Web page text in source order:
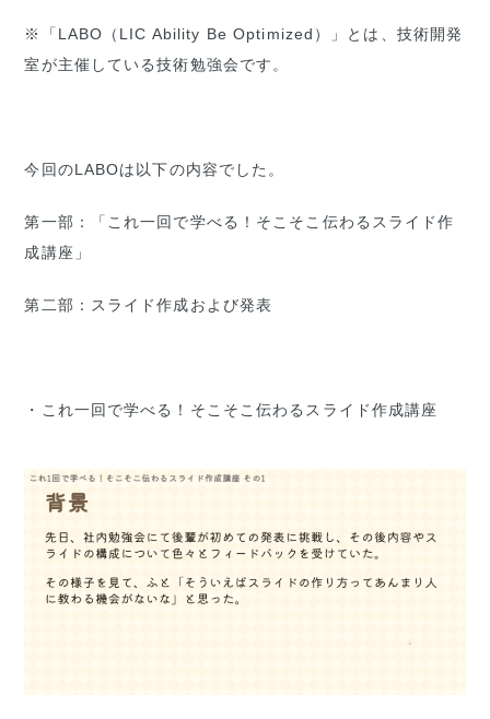
※「LABO（LIC Ability Be Optimized）」とは、技術開発
室が主催している技術勉強会です。
今回のLABOは以下の内容でした。
第一部：「これ一回で学べる！そこそこ伝わるスライド作
成講座」
第二部：スライド作成および発表
・これ一回で学べる！そこそこ伝わるスライド作成講座